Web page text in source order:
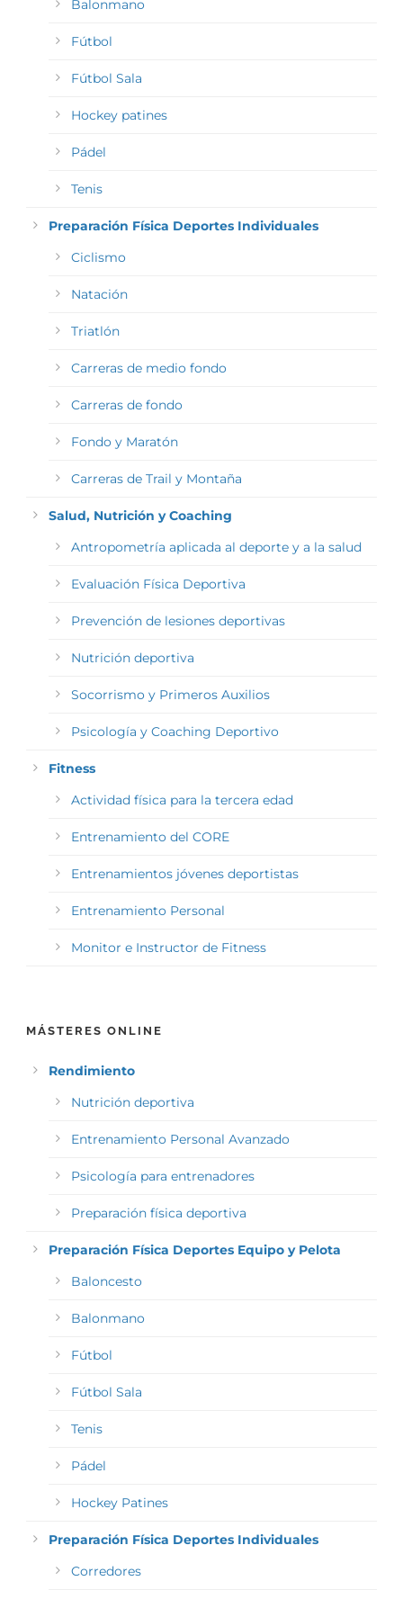
Balonmano
Fútbol
Fútbol Sala
Hockey patines
Pádel
Tenis
Preparación Física Deportes Individuales
Ciclismo
Natación
Triatlón
Carreras de medio fondo
Carreras de fondo
Fondo y Maratón
Carreras de Trail y Montaña
Salud, Nutrición y Coaching
Antropometría aplicada al deporte y a la salud
Evaluación Física Deportiva
Prevención de lesiones deportivas
Nutrición deportiva
Socorrismo y Primeros Auxilios
Psicología y Coaching Deportivo
Fitness
Actividad física para la tercera edad
Entrenamiento del CORE
Entrenamientos jóvenes deportistas
Entrenamiento Personal
Monitor e Instructor de Fitness
MÁSTERES ONLINE
Rendimiento
Nutrición deportiva
Entrenamiento Personal Avanzado
Psicología para entrenadores
Preparación física deportiva
Preparación Física Deportes Equipo y Pelota
Baloncesto
Balonmano
Fútbol
Fútbol Sala
Tenis
Pádel
Hockey Patines
Preparación Física Deportes Individuales
Corredores